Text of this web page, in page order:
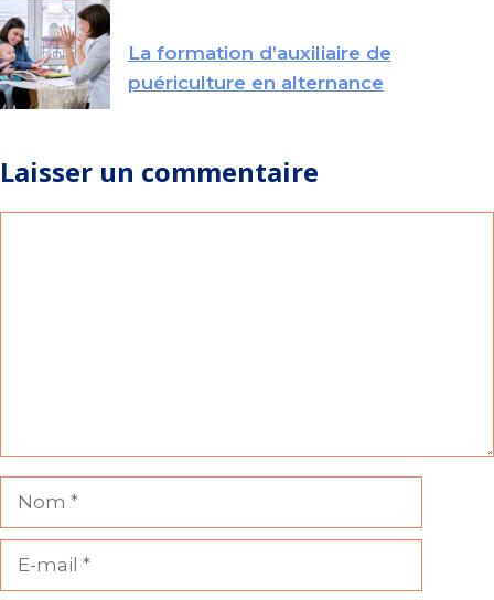
La formation d’auxiliaire de
puériculture en alternance
Laisser un commentaire